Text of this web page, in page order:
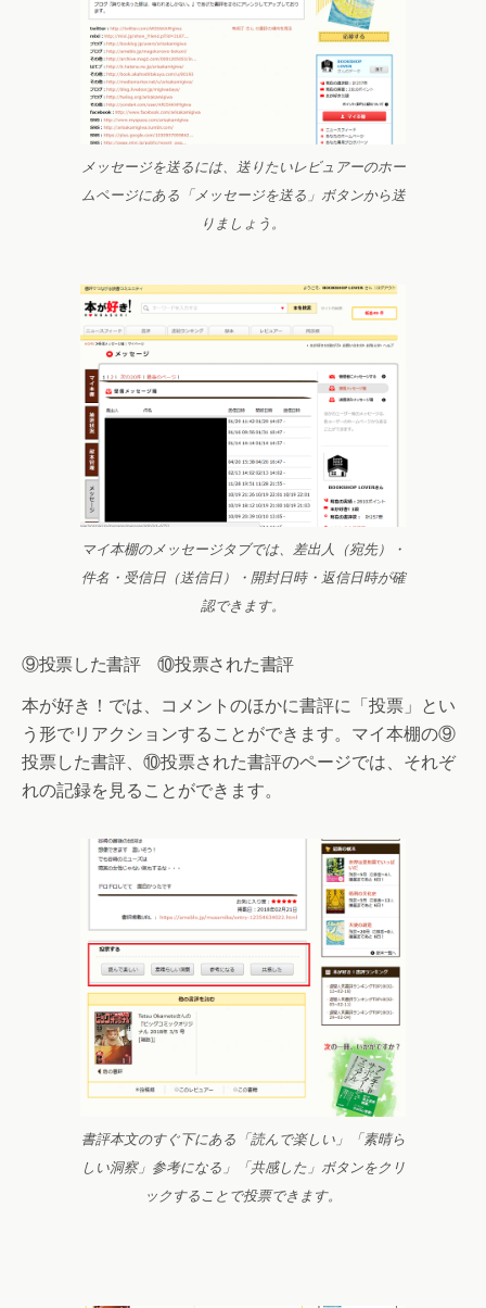
メッセージを送るには、送りたいレビュアーのホー
ムページにある「メッセージを送る」ボタンから送
りましょう。
マイ本棚のメッセージタブでは、差出人（宛先）・
件名・受信日（送信日）・開封日時・返信日時が確
認できます。
⑨投票した書評 ⑩投票された書評
本が好き！では、コメントのほかに書評に「投票」とい
う形でリアクションすることができます。マイ本棚の⑨
投票した書評、⑩投票された書評のページでは、それぞ
れの記録を見ることができます。
書評本文のすぐ下にある「読んで楽しい」「素晴ら
しい洞察」参考になる」「共感した」ボタンをクリ
ックすることで投票できます。